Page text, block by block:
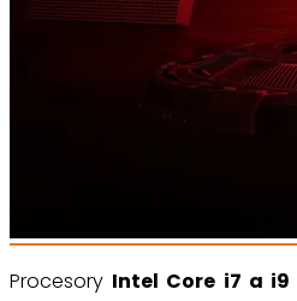
Procesory Intel Core i7 a i9